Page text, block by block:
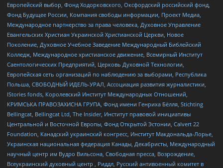
Европейский выбор, Фонд Ходорковского, Оксфордский российский фонд,
Фонд Будущее России, Компания свободы информации, Проект Медиа,
Международное партнерство за права человека, Духовное Управление
Евангельских Христиан Украинской Христианской Церкви, Новое
Поколение, Духовное Учебное Заведение Международный Библейский
Колледж, Международное христианское движение, Всемирный Институт
Саентологических Предприятий, Церковь Духовной Технологии,
Европейская сеть организаций по наблюдению за выборами, Республика
Польша, СВОБОДНЫЙ ИДЕЛЬ-УРАЛ, Ассоциация развития журналистики,
IStories fonds, Королевский Институт Международных Отношений,
КРИМСЬКА ПРАВОЗАХИСНА ГРУПА, Фонд имени Генриха Бёлля, Stichting
Bellingcat, Bellingcat Ltd, The Insider, Институт правовой инициативы
Центральной и Восточной Европы, Фонд Открытой Эстонии, Calvert 22
Foundation, Канадский украинский конгресс, Институт Макдональда-Лорье,
Украинская национальная федерация Канады, Декабристы, Международный
научный центр им Вудро Вильсона, Свободная пресса, Возрождение,
Всеукраинский духовный центр , Риддл, Русский антивоенный комитет в